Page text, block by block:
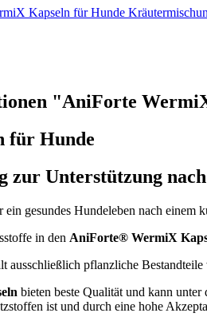
Kapseln für Hunde
"AniForte
für Hunde
zur Unterstützung
ein gesundes Hundeleben nach
in den AniForte® WermiX
ausschließlich pflanzliche
bieten beste Qualität und kann
ist und durch eine hohe